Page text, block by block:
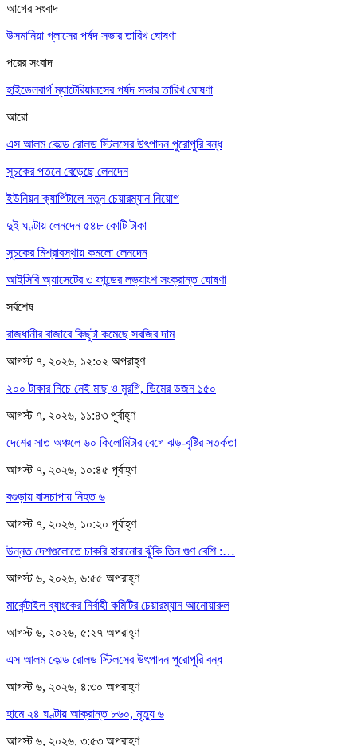
আগের সংবাদ
উসমানিয়া গ্লাসের পর্ষদ সভার তারিখ ঘোষণা
পরের সংবাদ
হাইডেলবার্গ ম্যাটেরিয়ালসের পর্ষদ সভার তারিখ ঘোষণা
আরো
এস আলম কোল্ড রোলড স্টিলসের উৎপাদন পুরোপুরি বন্ধ
সূচকের পতনে বেড়েছে লেনদেন
ইউনিয়ন ক্যাপিটালে নতুন চেয়ারম্যান নিয়োগ
দুই ঘণ্টায় লেনদেন ৫৪৮ কোটি টাকা
সূচকের মিশ্রাবস্থায় কমলো লেনদেন
আইসিবি অ্যাসেটের ৩ ফান্ডের লভ্যাংশ সংক্রান্ত ঘোষণা
সর্বশেষ
রাজধানীর বাজারে কিছুটা কমেছে সবজির দাম
আগস্ট ৭, ২০২৬, ১২:০২ অপরাহ্ণ
২০০ টাকার নিচে নেই মাছ ও মুরগি, ডিমের ডজন ১৫০
আগস্ট ৭, ২০২৬, ১১:৪৩ পূর্বাহ্ণ
দেশের সাত অঞ্চলে ৬০ কিলোমিটার বেগে ঝড়-বৃষ্টির সতর্কতা
আগস্ট ৭, ২০২৬, ১০:৪৫ পূর্বাহ্ণ
বগুড়ায় বাসচাপায় নিহত ৬
আগস্ট ৭, ২০২৬, ১০:২০ পূর্বাহ্ণ
উন্নত দেশগুলোতে চাকরি হারানোর ঝুঁকি তিন গুণ বেশি :…
আগস্ট ৬, ২০২৬, ৬:৫৫ অপরাহ্ণ
মার্কেন্টাইল ব্যাংকের নির্বাহী কমিটির চেয়ারম্যান আনোয়ারুল
আগস্ট ৬, ২০২৬, ৫:২৭ অপরাহ্ণ
এস আলম কোল্ড রোলড স্টিলসের উৎপাদন পুরোপুরি বন্ধ
আগস্ট ৬, ২০২৬, ৪:৩০ অপরাহ্ণ
হামে ২৪ ঘণ্টায় আক্রান্ত ৮৬০, মৃত্যু ৬
আগস্ট ৬, ২০২৬, ৩:৫৩ অপরাহ্ণ